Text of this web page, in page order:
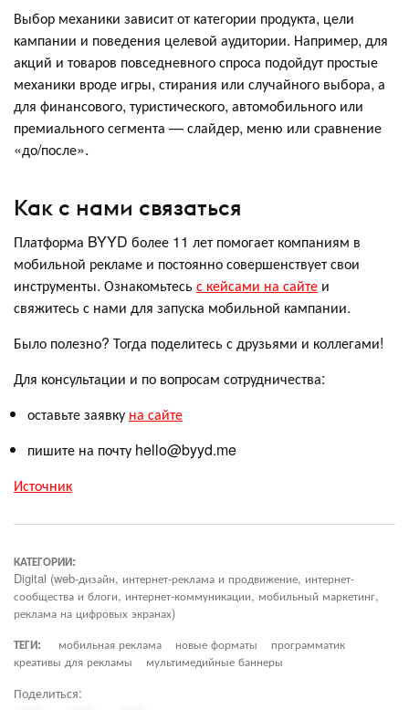
Выбор механики зависит от категории продукта, цели
кампании и поведения целевой аудитории. Например, для
акций и товаров повседневного спроса подойдут простые
механики вроде игры, стирания или случайного выбора, а
для финансового, туристического, автомобильного или
премиального сегмента — слайдер, меню или сравнение
«до/после».
Как с нами связаться
Платформа BYYD более 11 лет помогает компаниям в
мобильной рекламе и постоянно совершенствует свои
инструменты. Ознакомьтесь с кейсами на сайте и
свяжитесь с нами для запуска мобильной кампании.
Было полезно? Тогда поделитесь с друзьями и коллегами!
Для консультации и по вопросам сотрудничества:
оставьте заявку на сайте
пишите на почту hello@byyd.me
Источник
КАТЕГОРИИ:
Digital (web-дизайн, интернет-реклама и продвижение, интернет-
сообщества и блоги, интернет-коммуникации, мобильный маркетинг,
реклама на цифровых экранах)
ТЕГИ:
мобильная реклама новые форматы
программатик
креативы для рекламы
мультимедийные баннеры
Поделиться: